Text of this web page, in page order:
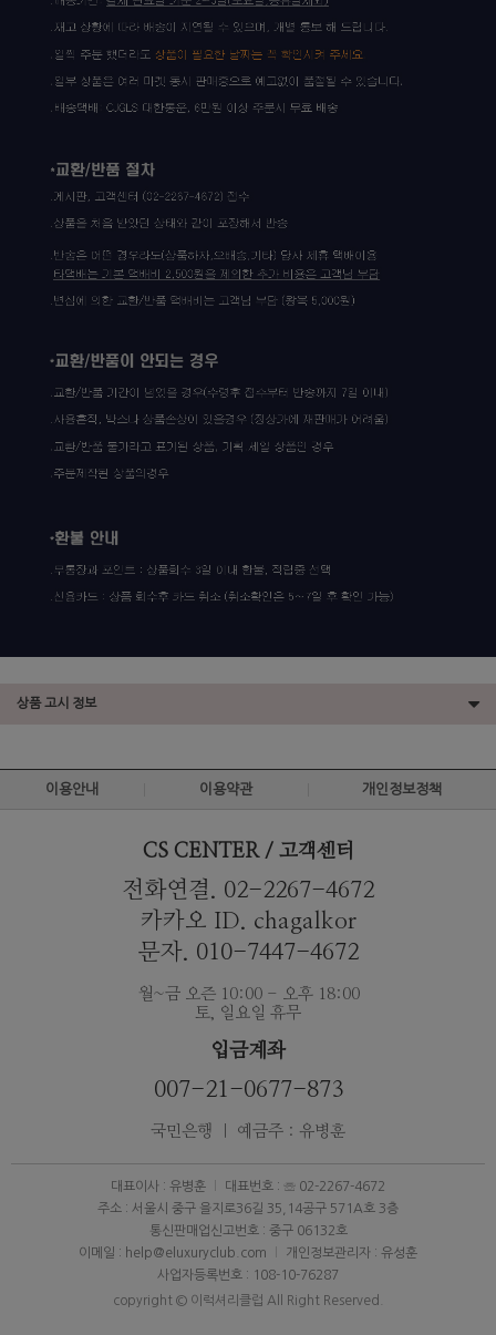
상품 고시 정보
이용안내 이용약관 개인정보정책
CS CENTER / 고객센터
전화연결. 02-2267-4672
카카오 ID. chagalkor
문자. 010-7447-4672
월~금 오즌 10:00 - 오후 18:00
토, 일요일 휴무
입금계좌
007-21-0677-873
국민은행 ｜ 예금주 : 유병훈
대표이사 : 유병훈
대표번호 : ☏ 02-2267-4672
주소 : 서울시 중구 을지로36길 35,14공구 571A호 3층
통신판매업신고번호 : 중구 06132호
이메일 : help@eluxuryclub.com
개인정보관리자 : 유성훈
사업자등록번호 : 108-10-76287
copyright © 이럭셔리클럽 All Right Reserved.